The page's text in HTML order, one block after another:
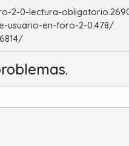
2-0-lectura-
usuario-en-foro-2-0.478/